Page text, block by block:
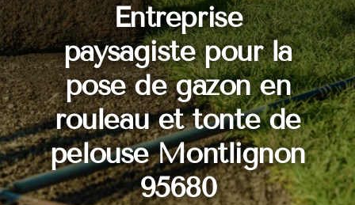
Entreprise
paysagiste pour la
pose de gazon en
rouleau et tonte de
pelouse Montlignon
95680